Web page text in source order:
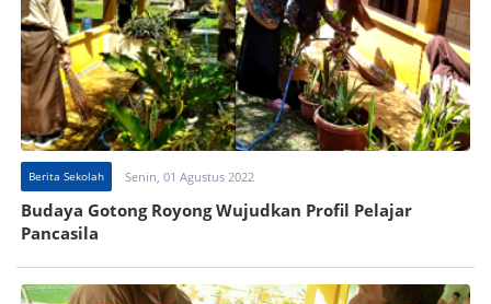
Berita Sekolah Senin, 01 Agustus 2022
Budaya Gotong Royong Wujudkan Profil Pelajar
Pancasila